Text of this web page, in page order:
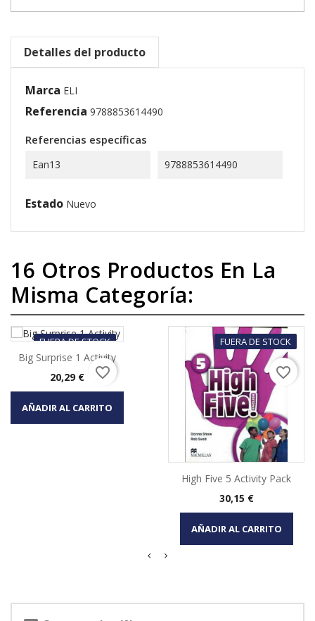
Detalles del producto
Marca ELI
Referencia 9788853614490
Referencias específicas
Ean13 9788853614490
Estado Nuevo
16 Otros Productos En La
Misma Categoría:
FUERA DE STOCK
Big Surprise 1 Activity
Precio
20,29 €
AÑADIR AL CARRITO
favorite_border
FUERA DE STOCK
High Five 5 Activity Pack
Precio
30,15 €
AÑADIR AL CARRITO
favorite_border